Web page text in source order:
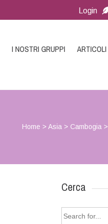
Login
I NOSTRI GRUPPI ARTICOLI
Home > Asia > Cambogia >
Cerca
Search
for: